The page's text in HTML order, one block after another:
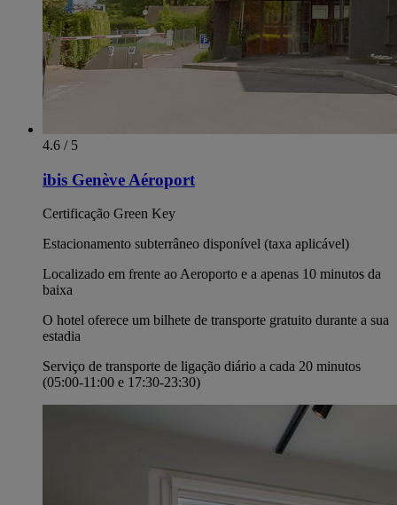
4.6 / 5
ibis Genève Aéroport
Certificação Green Key
Estacionamento subterrâneo disponível (taxa aplicável)
Localizado em frente ao Aeroporto e a apenas 10 minutos da
baixa
O hotel oferece um bilhete de transporte gratuito durante a sua
estadia
Serviço de transporte de ligação diário a cada 20 minutos
(05:00-11:00 e 17:30-23:30)